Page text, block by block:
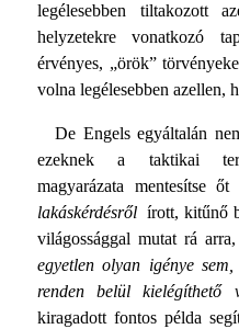
legélesebben tiltakozott
helyzetekre vonatkozó
érvényes, „örök”
volna leg­élesebben azellen,
De Engels egyáltalán
ezek­nek a taktikai
magyarázata mentesítse
lakáskérdésről írott, kitűnő
világossággal mutat rá
egyetlen olyan igénye
renden belül kielégíthető
kiragadott fontos példa